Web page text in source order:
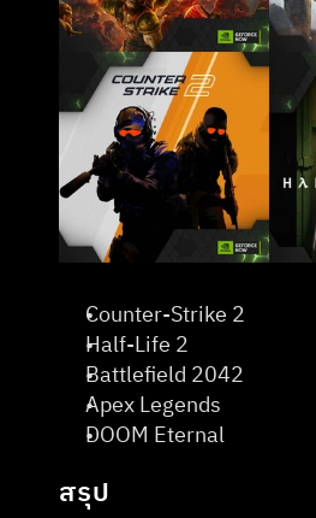
Counter-Strike 2
Half-Life 2
Battlefield 2042
Apex Legends
DOOM Eternal
สรุป